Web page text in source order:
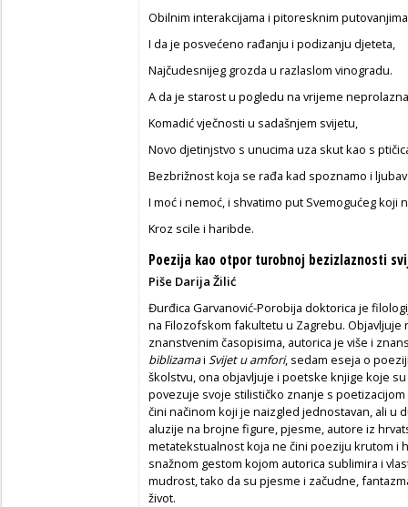
Obilnim interakcijama i pitoresknim putovanjima
I da je posvećeno rađanju i podizanju djeteta,
Najčudesnijeg grozda u razlaslom vinogradu.
A da je starost u pogledu na vrijeme
Komadić vječnosti u sadašnjem svijetu,
Novo djetinjstvo s unucima uza skut kao s
Bezbrižnost koja se rađa kad spoznamo i
I moć i nemoć, i shvatimo put Svemogućeg koji
Kroz scile i haribde.
Poezija kao otpor turobnoj bezizlaznosti
Piše Darija Žilić
Đurđica Garvanović-Porobija doktorica je
na Filozofskom fakultetu u Zagrebu.
znanstvenim časopisima, autorica je više i
biblizamai Svijet u amfori, sedam eseja o
školstvu, ona objavljuje i poetske knjige koje
povezuje svoje stilističko znanje s
čini načinom koji je naizgled jednostavan, ali u
aluzije na brojne figure, pjesme, autore iz
metatekstualnost koja ne čini poeziju krutom i
snažnom gestom kojom autorica sublimira i
mudrost, tako da su pjesme i začudne,
život.